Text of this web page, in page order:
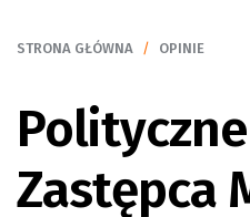
STRONA GŁÓWNA OPINIE
Zastępca